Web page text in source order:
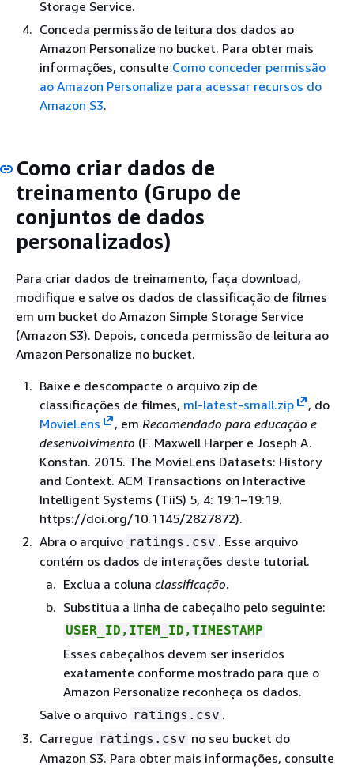
Storage Service.
Conceda permissão de leitura dos dados ao
Amazon Personalize no bucket. Para obter mais
informações, consulte Como conceder permissão
ao Amazon Personalize para acessar recursos do
Amazon S3.
Como criar dados de
treinamento (Grupo de
conjuntos de dados
personalizados)
Para criar dados de treinamento, faça download,
modifique e salve os dados de classificação de filmes
em um bucket do Amazon Simple Storage Service
(Amazon S3). Depois, conceda permissão de leitura ao
Amazon Personalize no bucket.
Baixe e descompacte o arquivo zip de
classificações de filmes, ml-latest-small.zip
, do
MovieLens
, em Recomendado para educação e
desenvolvimento (F. Maxwell Harper e Joseph A.
Konstan. 2015. The MovieLens Datasets: History
and Context. ACM Transactions on Interactive
Intelligent Systems (TiiS) 5, 4: 19:1–19:19.
https://doi.org/10.1145/2827872).
Abra o arquivo ratings.csv . Esse arquivo
contém os dados de interações deste tutorial.
Exclua a coluna classificação.
Substitua a linha de cabeçalho pelo seguinte:
USER_ID,ITEM_ID,TIMESTAMP
Esses cabeçalhos devem ser inseridos
exatamente conforme mostrado para que o
Amazon Personalize reconheça os dados.
Salve o arquivo ratings.csv .
Carregue ratings.csv no seu bucket do
Amazon S3. Para obter mais informações, consulte